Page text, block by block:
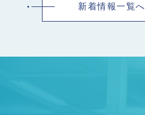
新着情報一覧へ